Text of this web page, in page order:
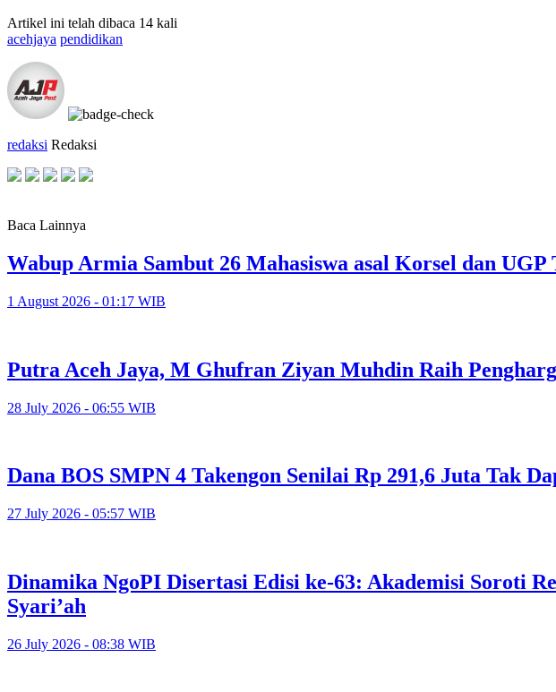
Artikel ini telah dibaca 14 kali
acehjaya pendidikan
redaksi Redaksi
Baca Lainnya
Wabup Armia Sambut 26 Mahasiswa asal Korsel dan UGP
1 August 2026 - 01:17 WIB
Putra Aceh Jaya, M Ghufran Ziyan Muhdin Raih
28 July 2026 - 06:55 WIB
Dana BOS SMPN 4 Takengon Senilai Rp 291,6 Juta Tak
27 July 2026 - 05:57 WIB
Dinamika NgoPI Disertasi Edisi ke-63: Akademisi Soroti
Syari’ah
26 July 2026 - 08:38 WIB